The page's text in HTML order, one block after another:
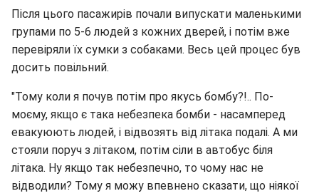
Після цього пасажирів почали випускати маленькими
групами по 5-6 людей з кожних дверей, і потім вже
перевіряли їх сумки з собаками. Весь цей процес був
досить повільний.
"Тому коли я почув потім про якусь бомбу?!.. По-
моєму, якщо є така небезпека бомби - насамперед
евакуюють людей, і відвозять від літака подалі. А ми
стояли поруч з літаком, потім сіли в автобус біля
літака. Ну якщо так небезпечно, то чому нас не
відводили? Тому я можу впевнено сказати, що ніякої